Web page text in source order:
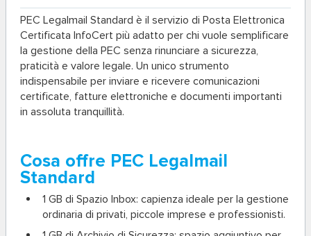
PEC Legalmail Standard è il servizio di Posta Elettronica
Certificata InfoCert più adatto per chi vuole semplificare
la gestione della PEC senza rinunciare a sicurezza,
praticità e valore legale. Un unico strumento
indispensabile per inviare e ricevere comunicazioni
certificate, fatture elettroniche e documenti importanti
in assoluta tranquillità.
Cosa offre PEC Legalmail
Standard
1 GB di Spazio Inbox: capienza ideale per la gestione
ordinaria di privati, piccole imprese e professionisti.